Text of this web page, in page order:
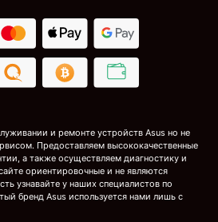
и ремонте устройств Asus но не
Предоставляем высококачественные
а также осуществляем диагностику и
ориентировочные и не являются
узнавайте у наших специалистов по
бренд Asus используется нами лишь с